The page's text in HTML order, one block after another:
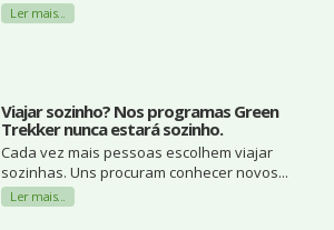
Ler mais...
Viajar sozinho? Nos programas Green
Trekker nunca estará sozinho.
Cada vez mais pessoas escolhem viajar
sozinhas. Uns procuram conhecer novos...
Ler mais...